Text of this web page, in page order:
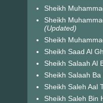
Sheikh
Sheikh
(Updated)
Sheikh
Sheikh Saad Al
Sheikh Salaah Al
Sheikh Salaah
Sheikh Saleh Aal
Sheikh Saleh Bin